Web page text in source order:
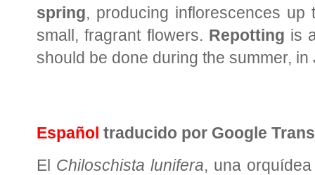
spring, producing inflorescences
small, fragrant flowers. Repotting is
should be done during the summer, in
Español traducido por Google
El Chiloschista lunifera, una